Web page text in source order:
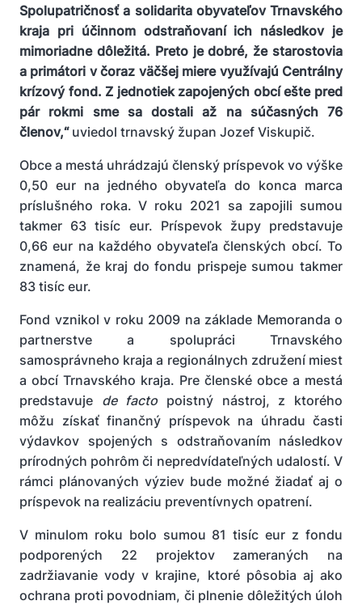
Spolupatričnosť a solidarita obyvateľov Trnavského
kraja pri účinnom odstraňovaní ich následkov je
mimoriadne dôležitá. Preto je dobré, že starostovia
a primátori v čoraz väčšej miere využívajú Centrálny
krízový fond. Z jednotiek zapojených obcí ešte pred
pár rokmi sme sa dostali až na súčasných 76
členov,“ uviedol trnavský župan Jozef Viskupič.
Obce a mestá uhrádzajú členský príspevok vo výške
0,50 eur na jedného obyvateľa do konca marca
príslušného roka. V roku 2021 sa zapojili sumou
takmer 63 tisíc eur. Príspevok župy predstavuje
0,66 eur na každého obyvateľa členských obcí. To
znamená, že kraj do fondu prispeje sumou takmer
83 tisíc eur.
Fond vznikol v roku 2009 na základe Memoranda o
partnerstve a spolupráci Trnavského
samosprávneho kraja a regionálnych združení miest
a obcí Trnavského kraja. Pre členské obce a mestá
predstavuje de factopoistný nástroj, z ktorého
môžu získať finančný príspevok na úhradu časti
výdavkov spojených s odstraňovaním následkov
prírodných pohrôm či nepredvídateľných udalostí. V
rámci plánovaných výziev bude možné žiadať aj o
príspevok na realizáciu preventívnych opatrení.
V minulom roku bolo sumou 81 tisíc eur z fondu
podporených 22 projektov zameraných na
zadržiavanie vody v krajine, ktoré pôsobia aj ako
ochrana proti povodniam, či plnenie dôležitých úloh